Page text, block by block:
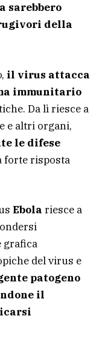
sarebbero
della
il virus attacca
immunitario
Da lì riesce a
e altri organi,
le difese
forte risposta
Ebola riesce a
grafica
del virus e
patogeno
il